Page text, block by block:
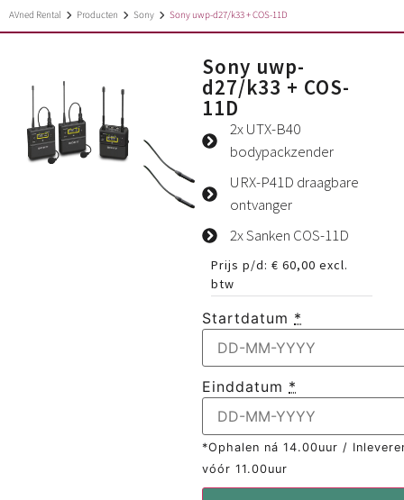
AVned Rental Producten Sony Sony uwp-d27/k33 + COS-11D
Sony uwp-
d27/k33 + COS-
11D
2x UTX-B40
bodypackzender
URX-P41D draagbare
ontvanger
2x Sanken COS-11D
Prijs p/d: € 60,00 excl.
btw
Startdatum *
Einddatum *
*Ophalen ná 14.00uur /
vóór 11.00uur